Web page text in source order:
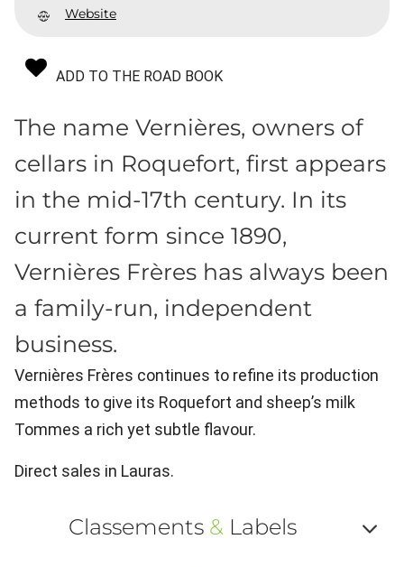
Website
ADD TO THE ROAD BOOK
The name Vernières, owners of
cellars in Roquefort, first appears
in the mid-17th century. In its
current form since 1890,
Vernières Frères has always been
a family-run, independent
business.
Vernières Frères continues to refine its production
methods to give its Roquefort and sheep’s milk
Tommes a rich yet subtle flavour.
Direct sales in Lauras.
Classements &Labels